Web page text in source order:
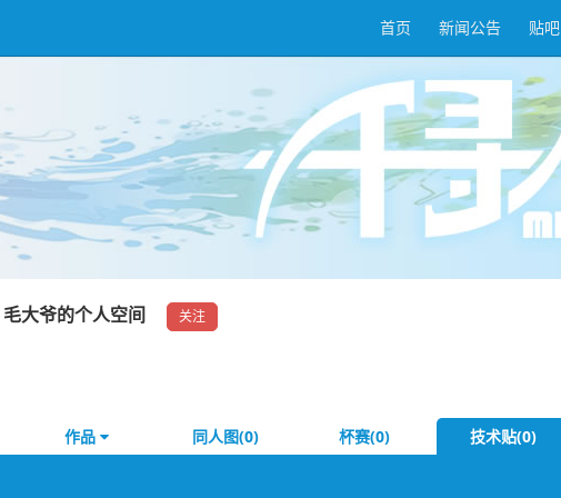
首页 新闻公告 贴吧
毛大爷的个人空间 关注
作品 同人图(0) 杯赛(0) 技术贴(0)